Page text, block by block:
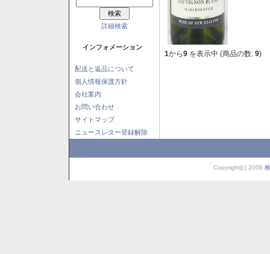
詳細検索
インフォメーション
配送と返品について
個人情報保護方針
会社案内
お問い合わせ
サイトマップ
ニュースレター登録解除
1から9 を表示中 (商品の数: 9)
Copyright(c) 2008